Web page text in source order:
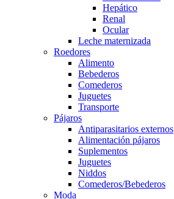
Hepático
Renal
Ocular
Leche maternizada
Roedores
Alimento
Bebederos
Comederos
Juguetes
Transporte
Pájaros
Antiparasitarios externos
Alimentación pájaros
Suplementos
Juguetes
Niddos
Comederos/Bebederos
Moda